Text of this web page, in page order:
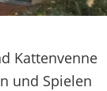
Kattenvenne
und Spielen